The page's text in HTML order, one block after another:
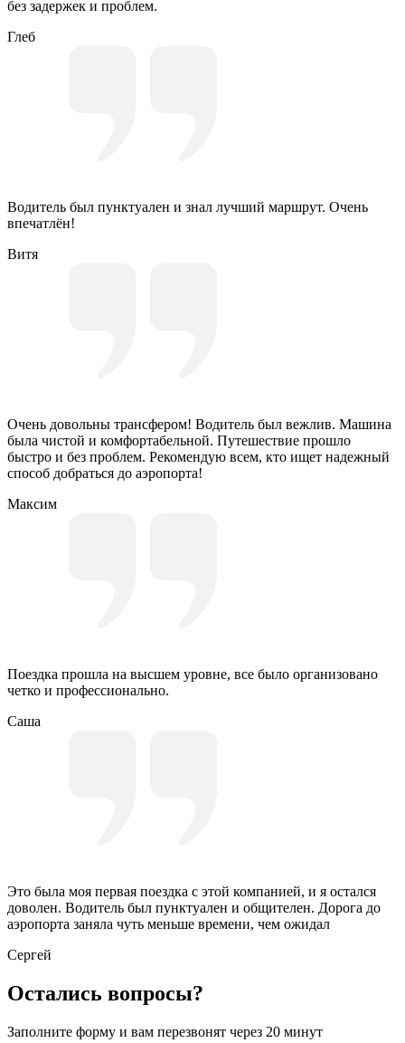
без задержек и проблем.
Глеб
Водитель был пунктуален и знал лучший маршрут. Очень
впечатлён!
Витя
Очень довольны трансфером! Водитель был вежлив. Машина
была чистой и комфортабельной. Путешествие прошло
быстро и без проблем. Рекомендую всем, кто ищет надежный
способ добраться до аэропорта!
Максим
Поездка прошла на высшем уровне, все было организовано
четко и профессионально.
Саша
Это была моя первая поездка с этой компанией, и я остался
доволен. Водитель был пунктуален и общителен. Дорога до
аэропорта заняла чуть меньше времени, чем ожидал
Сергей
Остались вопросы?
Заполните форму и вам перезвонят через 20 минут